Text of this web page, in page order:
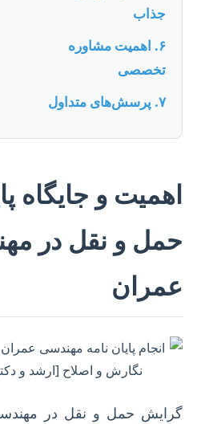
جذاب
۶. اهمیت مشاوره
تخصصی
۷. پرسش‌های متداول
اهمیت و جایگاه
حمل و نقل در
عمران
گرایش حمل و نقل در